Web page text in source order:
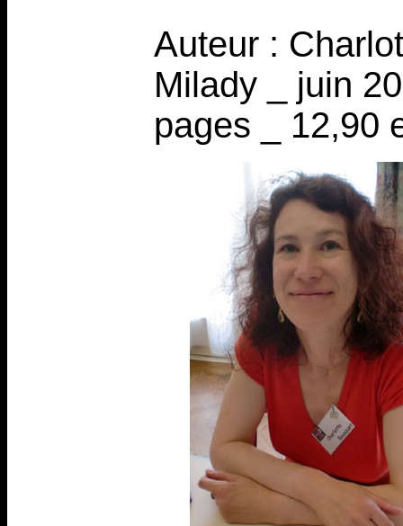
Auteur :
Milady _ juin
pages _ 12,90